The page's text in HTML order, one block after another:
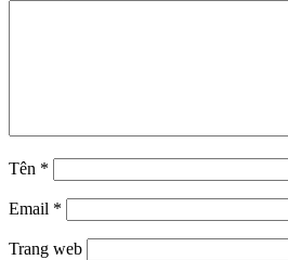
Tên *
Email *
Trang web